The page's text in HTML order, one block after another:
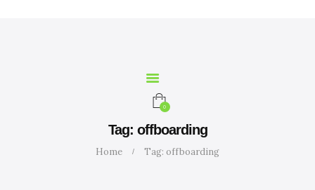
0
Tag: offboarding
Home Tag: offboarding
CALCULADORA
CONTACTO
BLOG